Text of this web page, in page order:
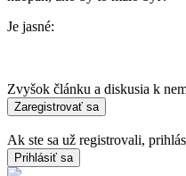
Je jasné:
Zvyšok článku a diskusia k
Ak ste sa už registrovali,